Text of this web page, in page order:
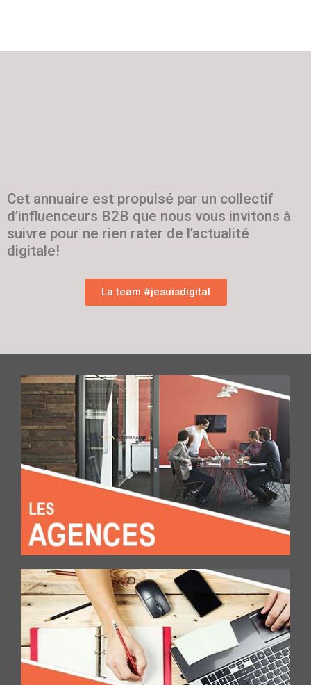
Cet annuaire est propulsé par un collectif
d’influenceurs B2B que nous vous invitons à
suivre pour ne rien rater de l’actualité
digitale!
La team #jesuisdigital